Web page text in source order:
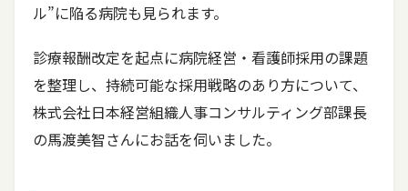
ル”に陥る病院も見られます。
診療報酬改定を起点に病院経営・看護師採用の課題
を整理し、持続可能な採用戦略のあり方について、
株式会社日本経営組織人事コンサルティング部課長
の馬渡美智さんにお話を伺いました。